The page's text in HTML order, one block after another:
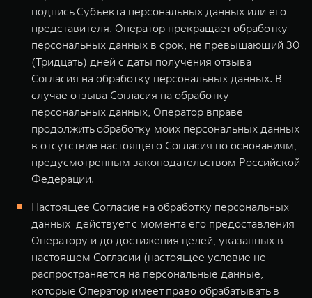
подпись Субъекта персональных данных или его
представителя. Оператор прекращает обработку
персональных данных в срок, не превышающий 30
(Тридцать) дней с даты получения отзыва
Согласия на обработку персональных данных. В
случае отзыва Согласия на обработку
персональных данных, Оператор вправе
продолжить обработку моих персональных данных
в отсутствие настоящего Согласия по основаниям,
предусмотренным законодательством Российской
Федерации.
Настоящее Согласие на обработку персональных
данных действует с момента его предоставления
Оператору и до достижения целей, указанных в
настоящем Согласии (настоящее условие не
распространяется на персональные данные,
которые Оператор имеет право обрабатывать в